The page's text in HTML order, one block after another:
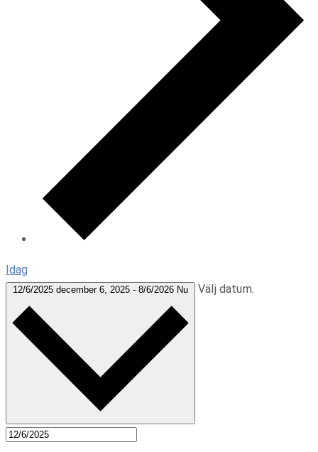
Idag
12/6/2025 december 6, 2025 - 8/6/2026 Nu Välj datum.